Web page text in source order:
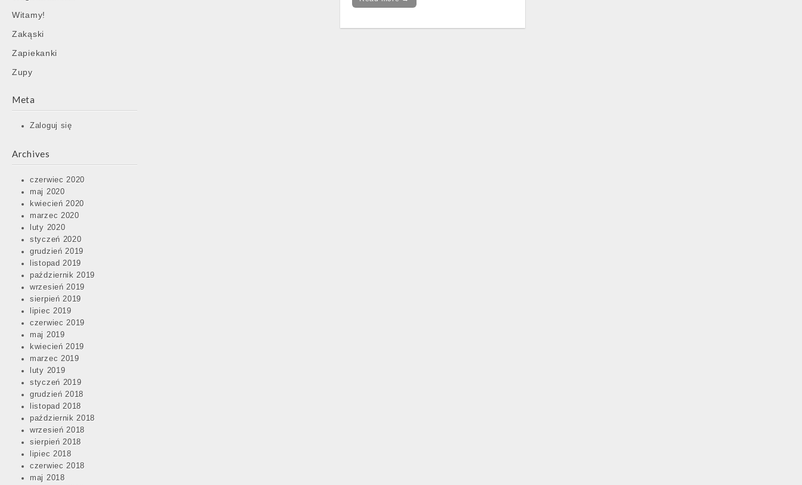
Witamy!
Zakąski
Zapiekanki
Zupy
Meta
Zaloguj się
Archives
czerwiec 2020
maj 2020
kwiecień 2020
marzec 2020
luty 2020
styczeń 2020
grudzień 2019
listopad 2019
październik 2019
wrzesień 2019
sierpień 2019
lipiec 2019
czerwiec 2019
maj 2019
kwiecień 2019
marzec 2019
luty 2019
styczeń 2019
grudzień 2018
listopad 2018
październik 2018
wrzesień 2018
sierpień 2018
lipiec 2018
czerwiec 2018
maj 2018